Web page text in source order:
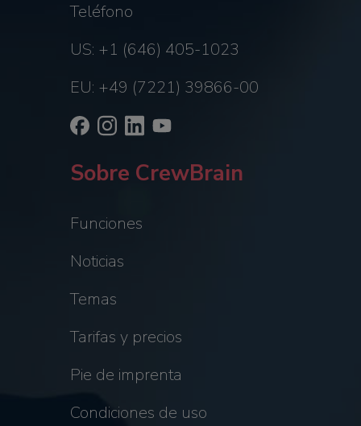
Teléfono
US: +1 (646) 405-1023
EU: +49 (7221) 39866-00
Sobre CrewBrain
Funciones
Noticias
Temas
Tarifas y precios
Pie de imprenta
Condiciones de uso